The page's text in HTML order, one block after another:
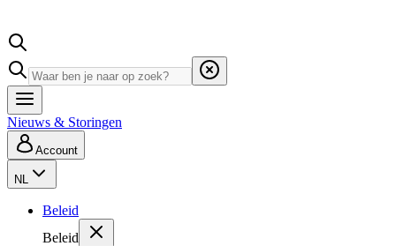
Nieuws & Storingen
Account
NL
Beleid
Beleid